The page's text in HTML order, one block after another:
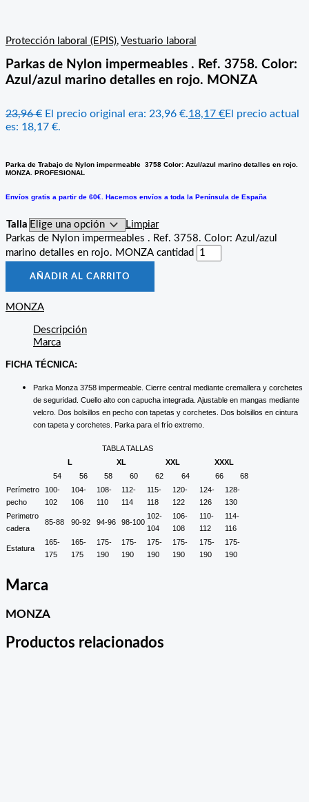
Protección laboral (EPIS), Vestuario laboral
Parkas de Nylon impermeables . Ref. 3758. Color:
Azul/azul marino detalles en rojo. MONZA
23,96€ El precio original era: 23,96 €.18,17 €El precio actual
es: 18,17 €.
Parka de Trabajo de Nylon impermeable 3758 Color: Azul/azul marino detalles en rojo.
MONZA. PROFESIONAL
Envíos gratis a partir de 60€. Hacemos envíos a toda la Península de España
Talla
Limpiar
Parkas de Nylon impermeables . Ref. 3758. Color: Azul/azul
marino detalles en rojo. MONZA cantidad
AÑADIR AL CARRITO
MONZA
Descripción
Marca
FICHA TÉCNICA:
Parka Monza 3758 impermeable. Cierre central mediante cremallera y corchetes
de seguridad. Cuello alto con capucha integrada. Ajustable en mangas mediante
velcro. Dos bolsillos en pecho con tapetas y corchetes. Dos bolsillos en cintura
con tapeta y corchetes. Parka para el frío extremo.
TABLA TALLAS
L
XL XXL
XXXL
54
56 58 60 62 64 66
68
Perímetro
pecho
100-
102
104-
106
108-
110
112-
114
115-
118
120-
122
124-
126
128-
130
Perimetro
cadera
85-88 90-92 94-96 98-100
102-
104
106-
108
110-
112
114-
116
Estatura
165-
175
165-
175
175-
190
175-
190
175-
190
175-
190
175-
190
175-
190
Marca
MONZA
Productos relacionados